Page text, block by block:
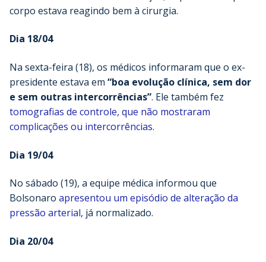
corpo estava reagindo bem à cirurgia.
Dia 18/04
Na sexta-feira (18), os médicos informaram que o ex-
presidente estava em “boa evolução clínica, sem dor
e sem outras intercorrências”. Ele também fez
tomografias de controle, que não mostraram
complicações ou intercorrências.
Dia 19/04
No sábado (19), a equipe médica informou que
Bolsonaro apresentou um episódio de alteração da
pressão arterial, já normalizado.
Dia 20/04